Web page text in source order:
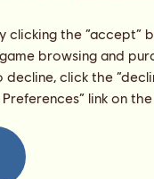
clicking the
browsing and
click the
link on